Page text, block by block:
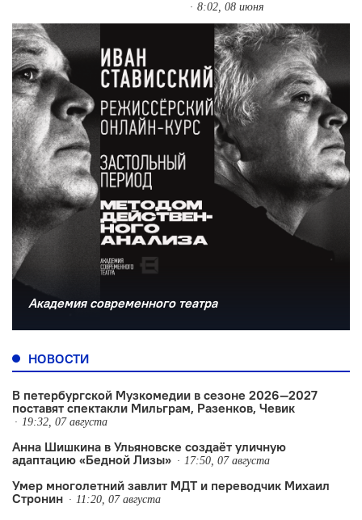
8:02, 08 июня
Академия современного театра
НОВОСТИ
В петербургской Музкомедии в сезоне 2026—2027
поставят спектакли Мильграм, Разенков, Чевик
19:32, 07 августа
Анна Шишкина в Ульяновске создаëт уличную
адаптацию «Бедной Лизы»
17:50, 07 августа
Умер многолетний завлит МДТ и переводчик Михаил
Стронин
11:20, 07 августа